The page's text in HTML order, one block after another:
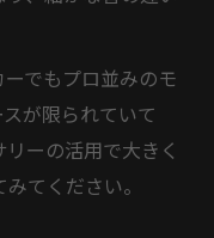
でもプロ並みのモ
が限られていて
ーの活用で大きく
てください。